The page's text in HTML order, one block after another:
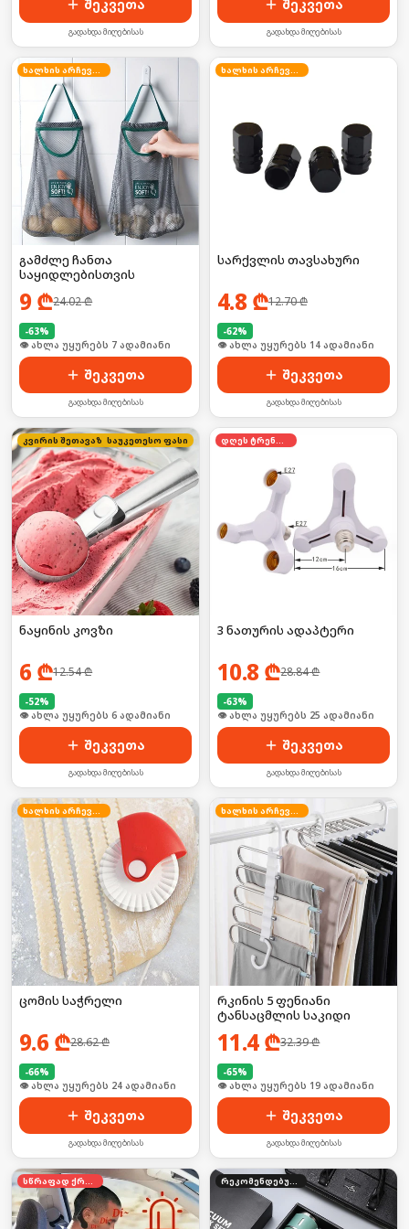
შეკვეთა
გადახდა მიღებისას
შეკვეთა
გადახდა მიღებისას
გამძლე ჩანთა
საყიდლებისთვის
9 ₾24.02₾
-63%
🛒 ბოლო 24სთ-ში იყიდა 14-მა
შეკვეთა
გადახდა მიღებისას
სარქვლის თავსახური
4.8 ₾12.70₾
-62%
🛒 ბოლო 24სთ-ში იყიდა 23-მა
შეკვეთა
გადახდა მიღებისას
კვირის შეთავაზებასაუკეთესო ფასი
ნაყინის კოვზი
6 ₾12.54₾
-52%
🛒 ბოლო 24სთ-ში იყიდა 12-მა
შეკვეთა
გადახდა მიღებისას
3 ნათურის ადაპტერი
10.8 ₾28.84₾
-63%
🛒 ბოლო 24სთ-ში იყიდა 39-მა
შეკვეთა
გადახდა მიღებისას
ცომის საჭრელი
9.6 ₾28.62₾
-66%
🛒 ბოლო 24სთ-ში იყიდა 32-მა
შეკვეთა
გადახდა მიღებისას
რკინის 5 ფენიანი
ტანსაცმლის საკიდი
11.4₾32.39₾
-65%
🛒 ბოლო 24სთ-ში იყიდა 30-მა
შეკვეთა
გადახდა მიღებისას